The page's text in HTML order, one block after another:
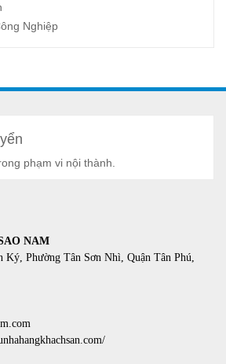
Nghiệp
phạm vi nội thành.
NAM
Phường Tân Sơn Nhì, Quận Tân Phú,